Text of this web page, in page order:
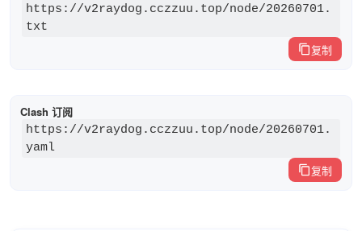
https://v2raydog.cczzuu.top/node/20260701.
txt
复制
Clash 订阅
https://v2raydog.cczzuu.top/node/20260701.
yaml
复制